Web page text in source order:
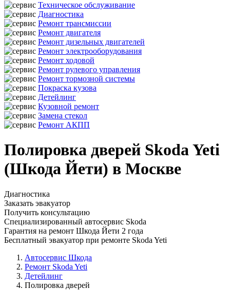
Техническое обслуживание
Диагностика
Ремонт трансмиссии
Ремонт двигателя
Ремонт дизельных двигателей
Ремонт электрооборудования
Ремонт ходовой
Ремонт рулевого управления
Ремонт тормозной системы
Покраска кузова
Детейлинг
Кузовной ремонт
Замена стекол
Ремонт АКПП
Полировка дверей Skoda Yeti
(Шкода Йети) в Москве
Диагностика
Заказать эвакуатор
Получить консультацию
Специализированный автосервис Skoda
Гарантия на ремонт Шкода Йети 2 года
Бесплатный эвакуатор при ремонте Skoda Yeti
Автосервис Шкода
Ремонт Skoda Yeti
Детейлинг
Полировка дверей